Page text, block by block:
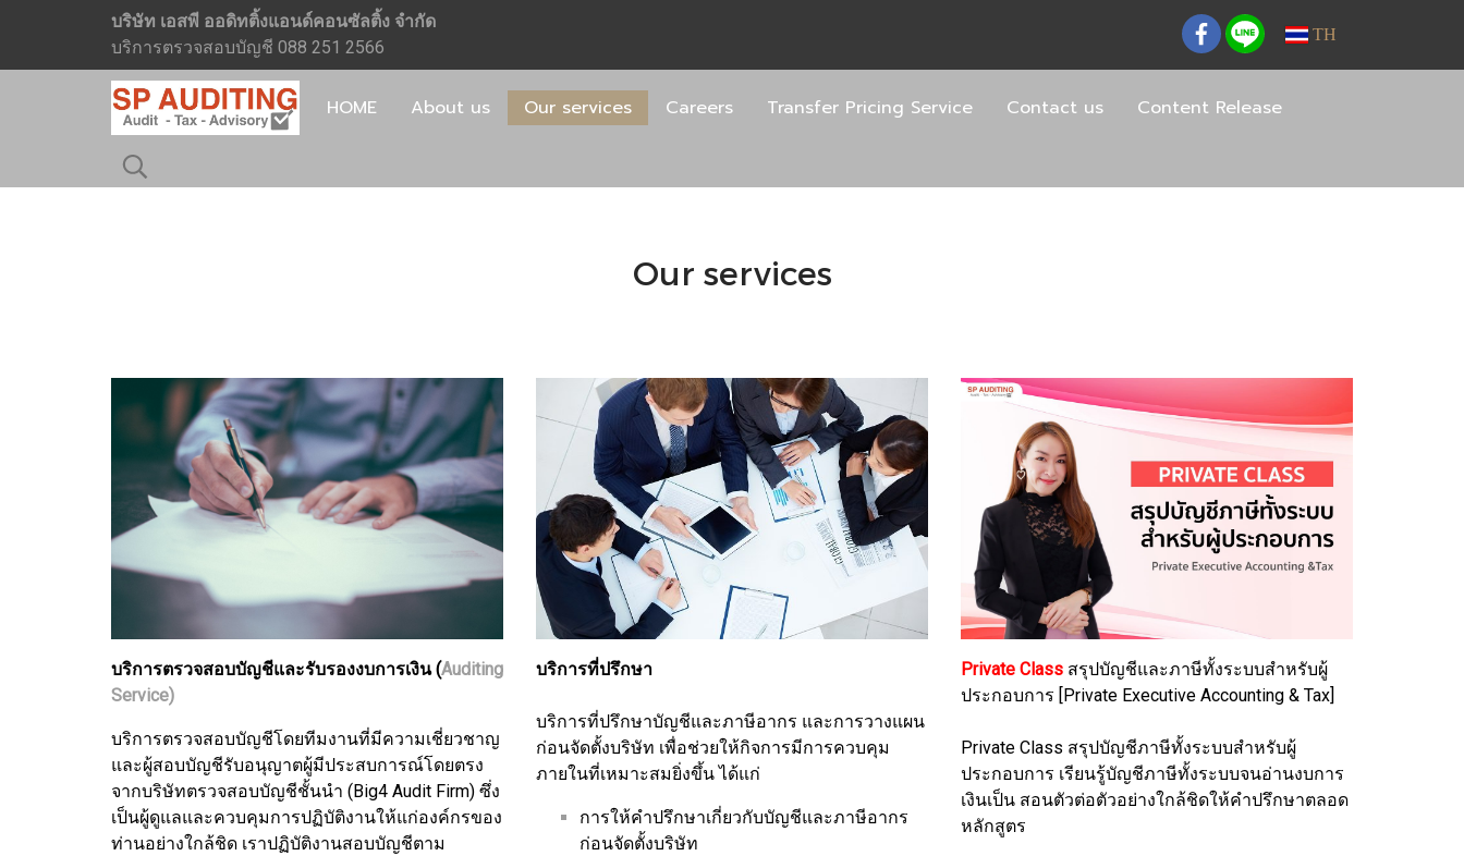
บริษัท เอสพี ออดิทติ้งแอนด์คอนซัลติ้ง จำกัด
บริการตรวจสอบบัญชี 088 251 2566
TH
HOME About us Our services Careers Transfer Pricing Service Contact us Content Release
Our services
บริการตรวจสอบบัญชีและรับรองงบการเงิน (Auditing
Service)
บริการตรวจสอบบัญชีโดยทีมงานที่มีความเชี่ยวชาญ
และผู้สอบบัญชีรับอนุญาตผู้มีประสบการณ์โดยตรง
จากบริษัทตรวจสอบบัญชีชั้นนำ (Big4 Audit Firm) ซึ่ง
เป็นผู้ดูแลและควบคุมการปฏิบัติงานให้แก่องค์กรของ
ท่านอย่างใกล้ชิด เราปฏิบัติงานสอบบัญชีตาม
บริการที่ปรึกษา
บริการที่ปรึกษาบัญชีและภาษีอากร และการวางแผน
ก่อนจัดตั้งบริษัท เพื่อช่วยให้กิจการมีการควบคุม
ภายในที่เหมาะสมยิ่งขึ้น ได้แก่
การให้คำปรึกษาเกี่ยวกับบัญชีและภาษีอากร
ก่อนจัดตั้งบริษัท
Private Class สรุปบัญชีและภาษีทั้งระบบสำหรับผู้
ประกอบการ [Private Executive Accounting & Tax]
Private Class สรุปบัญชีภาษีทั้งระบบสำหรับผู้
ประกอบการ เรียนรู้บัญชีภาษีทั้งระบบจนอ่านงบการ
เงินเป็น สอนตัวต่อตัวอย่างใกล้ชิดให้คำปรึกษาตลอด
หลักสูตร